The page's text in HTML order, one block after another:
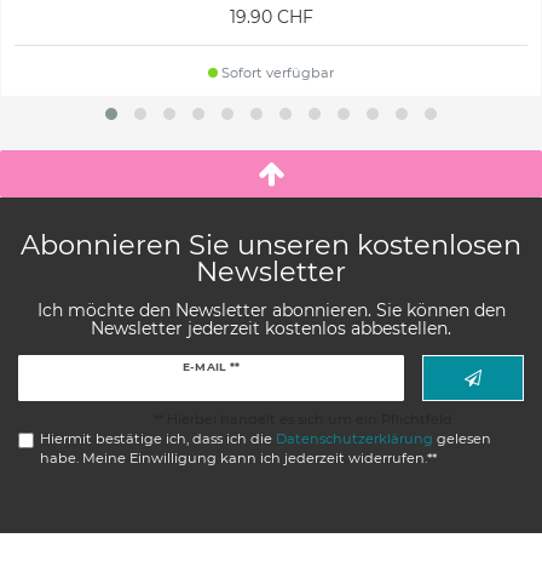
19.90 CHF
Sofort verfügbar
Abonnieren Sie unseren kostenlosen
Newsletter
Ich möchte den Newsletter abonnieren. Sie können den
Newsletter jederzeit kostenlos abbestellen.
E-MAIL **
Hiermit bestätige ich, dass ich die Daten­schutz­erklärung gelesen
habe. Meine Einwilligung kann ich jederzeit widerrufen.**